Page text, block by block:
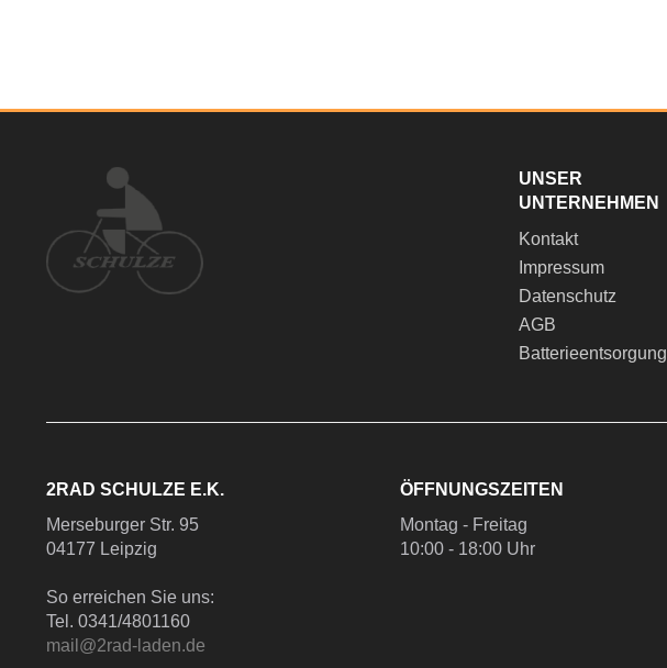
UNSER
UNTERNEHMEN
Kontakt
Impressum
Datenschutz
AGB
Batterieentsorgung
2RAD SCHULZE E.K.
Merseburger Str. 95
04177 Leipzig
So erreichen Sie uns:
Tel. 0341/4801160
mail@2rad-laden.de
ÖFFNUNGSZEITEN
Montag - Freitag
10:00 - 18:00 Uhr